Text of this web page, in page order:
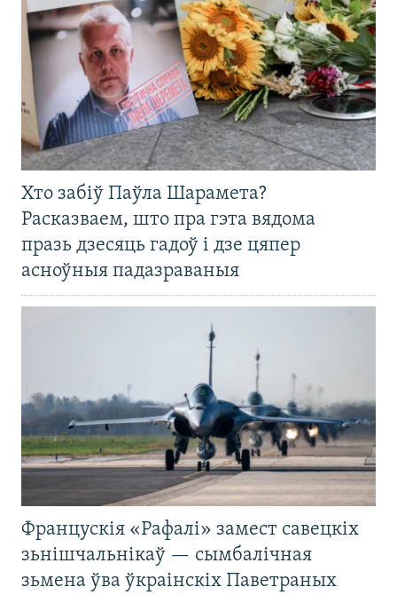
Хто забіў Паўла Шарамета?
Расказваем, што пра гэта вядома
празь дзесяць гадоў і дзе цяпер
асноўныя падазраваныя
Францускія «Рафалі» замест савецкіх
зьнішчальнікаў — сымбалічная
зьмена ўва ўкраінскіх Паветраных